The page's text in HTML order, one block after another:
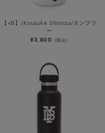
【+B】/Kousuke Shimizu/タンブラ
ー
¥3,800 (税込)